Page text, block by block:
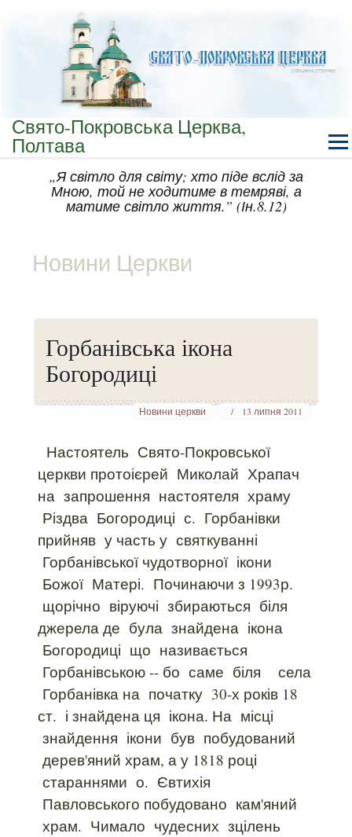
Свято-Покровська Церква,
Полтава
„Я світло для світу; хто піде вслід за
Мною, той не ходитиме в темряві, а
матиме світло життя.” (Ін.8.12)
Новини Церкви
Горбанівська ікона
Богородиці
Новини церкви 13 липня 2011
Настоятель Свято-Покровської
церкви протоієрей Миколай Храпач
на запрошення настоятеля храму
Різдва Богородиці с. Горбанівки
прийняв у часть у святкуванні
Горбанівської чудотворної ікони
Божої Матері. Починаючи з 1993р.
щорічно віруючі збираються біля
джерела де була знайдена ікона
Богородиці що називається
Горбанівською -- бо саме біля села
Горбанівка на початку 30-х років 18
ст. і знайдена ця ікона. На місці
знайдення ікони був побудований
дерев'яний храм, а у 1818 році
стараннями о. Євтихія
Павловського побудовано кам'яний
храм. Чимало чудесних зцілень